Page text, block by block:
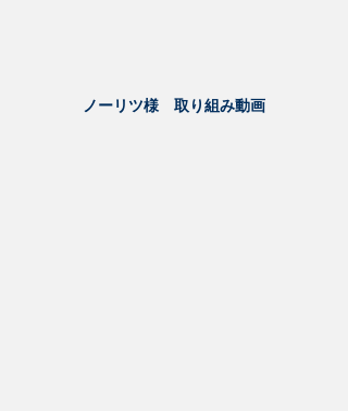
ノーリツ様 取り組み動画